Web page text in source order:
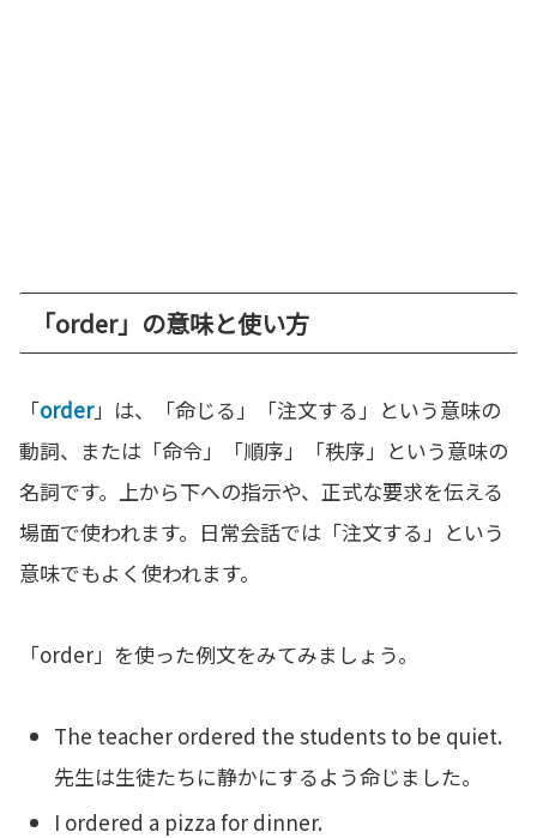
「order」の意味と使い方
「order」は、「命じる」「注文する」という意味の
動詞、または「命令」「順序」「秩序」という意味の
名詞です。上から下への指示や、正式な要求を伝える
場面で使われます。日常会話では「注文する」という
意味でもよく使われます。
「order」を使った例文をみてみましょう。
The teacher ordered the students to be quiet.
先生は生徒たちに静かにするよう命じました。
I ordered a pizza for dinner.